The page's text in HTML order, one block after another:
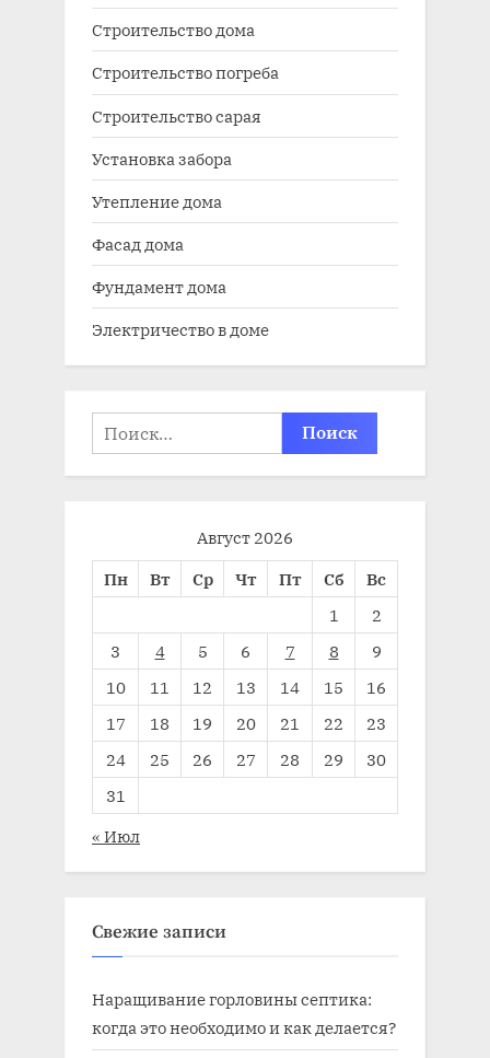
Строительство дома
Строительство погреба
Строительство сарая
Установка забора
Утепление дома
Фасад дома
Фундамент дома
Электричество в доме
Найти:
Август 2026
Пн
Вт Ср Чт Пт Сб
Вс
1
2
3
4 5 6 7 8
9
10
11 12 13 14 15
16
17
18 19 20 21 22
23
24
25 26 27 28 29
30
31
« Июл
Свежие записи
Наращивание горловины септика:
когда это необходимо и как делается?